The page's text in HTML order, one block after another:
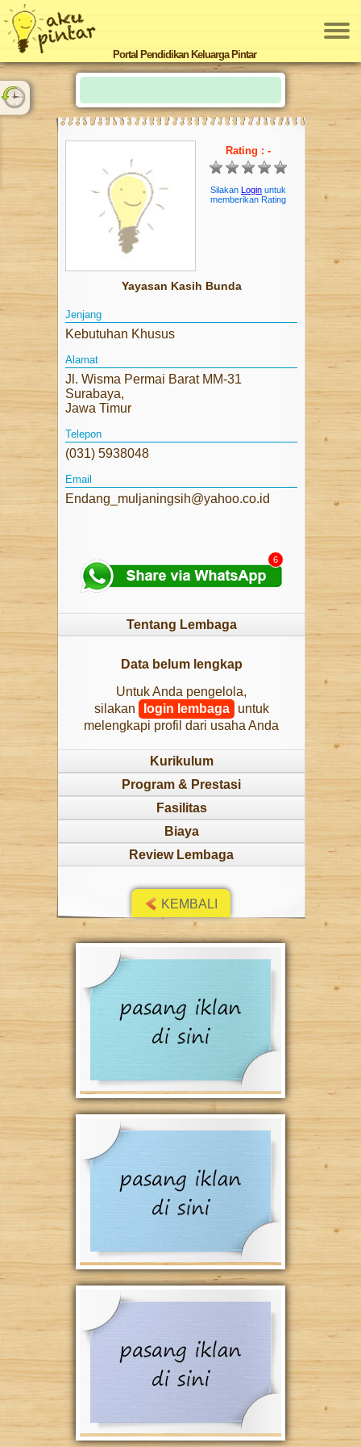
Portal Pendidikan Keluarga Pintar
SMP
SMU
Sekolah Kebutuhan Khusus
KURSUS
DAYCARE
ARTIKEL
PERLENGKAPAN SEKOLAH
PENGEMBANGAN GURU
PELUANG USAHA
TENTANG KAMI
HUBUNGI KAMI
DISCLAIMER
Rating : -
Silakan Login untuk
memberikan Rating
Yayasan Kasih Bunda
Jenjang
Kebutuhan Khusus
Alamat
Jl. Wisma Permai Barat MM-31
Surabaya,
Jawa Timur
Telepon
(031) 5938048
Email
Endang_muljaningsih@yahoo.co.id
6
Tentang Lembaga
Data belum lengkap
Untuk Anda pengelola,
silakan
login lembaga
untuk
melengkapi profil dari usaha Anda
Kurikulum
Program & Prestasi
Fasilitas
Biaya
Review Lembaga
KEMBALI